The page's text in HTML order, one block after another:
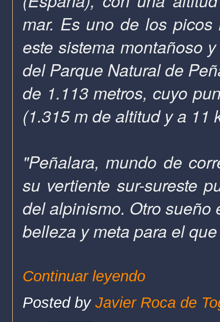
mar. Es uno de los
este sistema montañoso
del Parque Natural de
de 1.113 metros, cuyo
(1.315 m de altitud y a 11
"Peñalara, mundo de
su vertiente sur-sureste
del alpinismo. Otro sueño
belleza y meta para el
Continuar leyendo
Posted by Javier Roca de